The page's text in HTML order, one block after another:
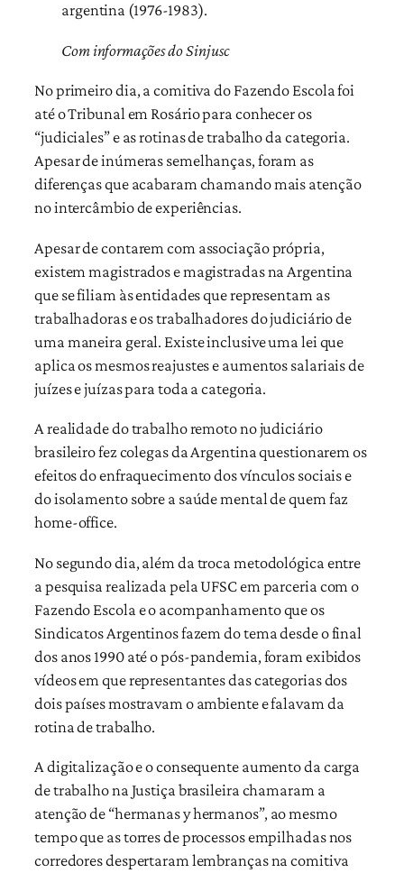
argentina (1976-1983).
Com informações do Sinjusc
No primeiro dia, a comitiva do Fazendo Escola foi
até o Tribunal em Rosário para conhecer os
“judiciales” e as rotinas de trabalho da categoria.
Apesar de inúmeras semelhanças, foram as
diferenças que acabaram chamando mais atenção
no intercâmbio de experiências.
Apesar de contarem com associação própria,
existem magistrados e magistradas na Argentina
que se filiam às entidades que representam as
trabalhadoras e os trabalhadores do judiciário de
uma maneira geral. Existe inclusive uma lei que
aplica os mesmos reajustes e aumentos salariais de
juízes e juízas para toda a categoria.
A realidade do trabalho remoto no judiciário
brasileiro fez colegas da Argentina questionarem os
efeitos do enfraquecimento dos vínculos sociais e
do isolamento sobre a saúde mental de quem faz
home-office.
No segundo dia, além da troca metodológica entre
a pesquisa realizada pela UFSC em parceria com o
Fazendo Escola e o acompanhamento que os
Sindicatos Argentinos fazem do tema desde o final
dos anos 1990 até o pós-pandemia, foram exibidos
vídeos em que representantes das categorias dos
dois países mostravam o ambiente e falavam da
rotina de trabalho.
A digitalização e o consequente aumento da carga
de trabalho na Justiça brasileira chamaram a
atenção de “hermanas y hermanos”, ao mesmo
tempo que as torres de processos empilhadas nos
corredores despertaram lembranças na comitiva